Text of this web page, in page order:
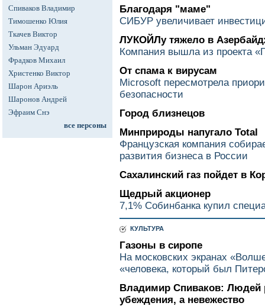
Спиваков Владимир
Тимошенко Юлия
Ткачев Виктор
Ульман Эдуард
Фрадков Михаил
Христенко Виктор
Шарон Ариэль
Шаронов Андрей
Эфраим Снэ
все персоны
Благодаря "маме"
СИБУР увеличивает
ЛУКОЙЛу тяжело в
Компания вышла из проекта
От спама к вирусам
Microsoft пересмотрела
безопасности
Город близнецов
Минприроды напугало Total
Французская компания
развития бизнеса в России
Сахалинский газ пойдет в
Щедрый акционер
7,1% Собинбанка купил
КУЛЬТУРА
Газоны в сиропе
На московских экранах
«человека, который был
Владимир Спиваков: Людей
убеждения, а невежество